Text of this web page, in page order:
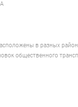
в разных
общественного